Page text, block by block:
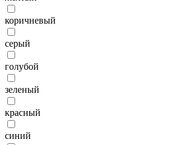
коричневый
серый
голубой
зеленый
красный
синий